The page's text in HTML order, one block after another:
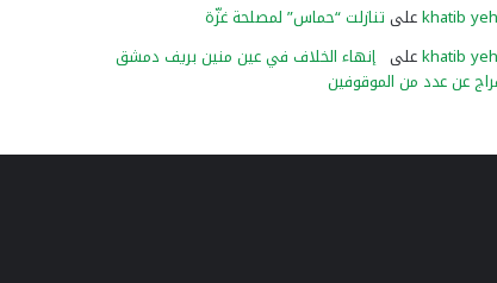
khatibعلى تنازلت “حماس” لمصلحة غزّة
khatibعلى إنهاء الخلاف في عين منين بريف دمشق
عن عدد من الموقوفين